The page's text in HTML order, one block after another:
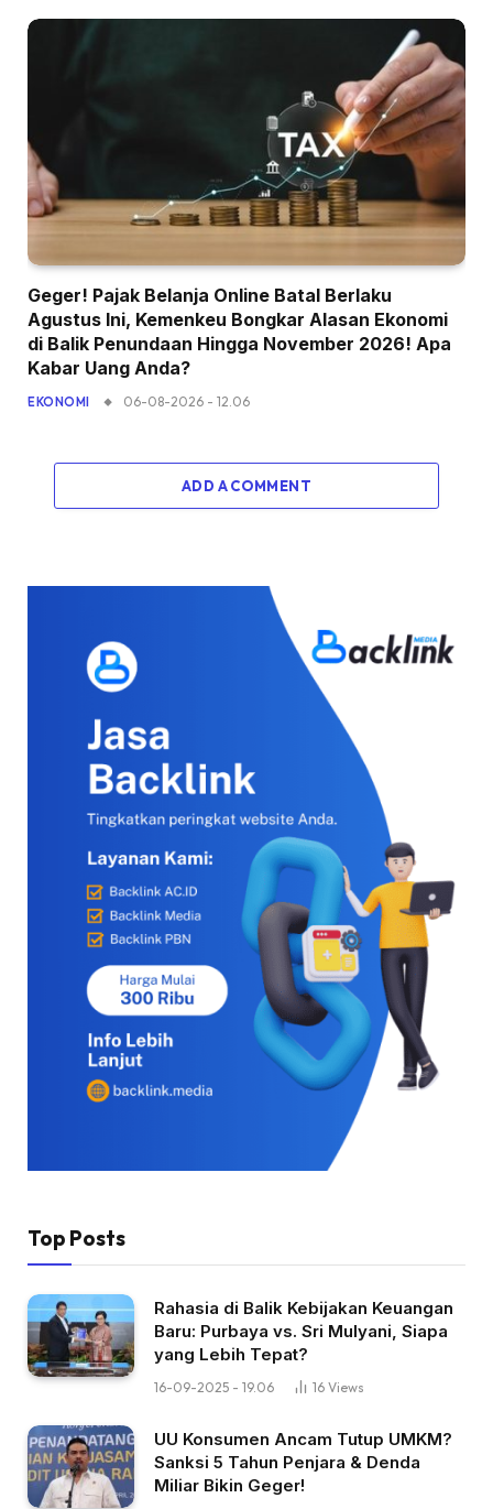
Geger! Pajak Belanja Online Batal Berlaku
Agustus Ini, Kemenkeu Bongkar Alasan Ekonomi
di Balik Penundaan Hingga November 2026! Apa
Kabar Uang Anda?
EKONOMI 06-08-2026 - 12.06
ADD A COMMENT
Top Posts
Rahasia di Balik Kebijakan Keuangan
Baru: Purbaya vs. Sri Mulyani, Siapa
yang Lebih Tepat?
16-09-2025 - 19.06 16 Views
UU Konsumen Ancam Tutup UMKM?
Sanksi 5 Tahun Penjara & Denda
Miliar Bikin Geger!